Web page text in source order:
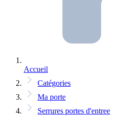
Accueil
Catégories
Ma porte
Serrures portes d'entree